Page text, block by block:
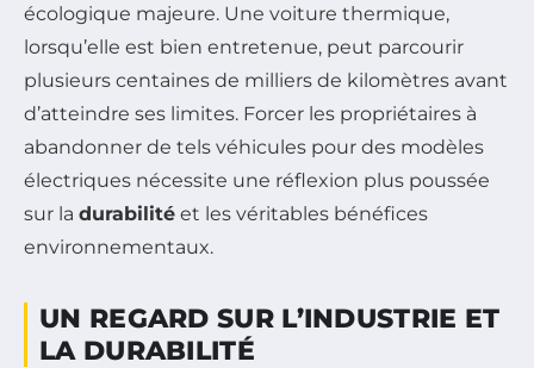
écologique majeure. Une voiture thermique,
lorsqu’elle est bien entretenue, peut parcourir
plusieurs centaines de milliers de kilomètres avant
d’atteindre ses limites. Forcer les propriétaires à
abandonner de tels véhicules pour des modèles
électriques nécessite une réflexion plus poussée
sur la durabilité et les véritables bénéfices
environnementaux.
UN REGARD SUR L’INDUSTRIE ET
LA DURABILITÉ